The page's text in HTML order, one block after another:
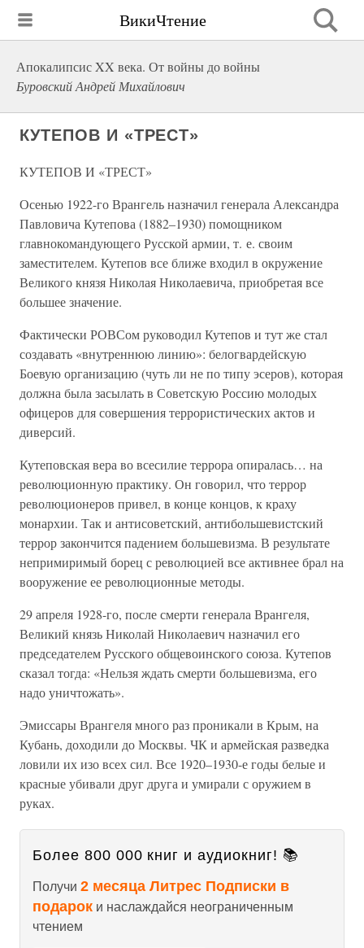
ВикиЧтение
Апокалипсис XX века. От войны до войны
Буровский Андрей Михайлович
КУТЕПОВ И «ТРЕСТ»
КУТЕПОВ И «ТРЕСТ»
Осенью 1922-го Врангель назначил генерала Александра
Павловича Кутепова (1882–1930) помощником
главнокомандующего Русской армии, т. е. своим
заместителем. Кутепов все ближе входил в окружение
Великого князя Николая Николаевича, приобретая все
большее значение.
Фактически РОВСом руководил Кутепов и тут же стал
создавать «внутреннюю линию»: белогвардейскую
Боевую организацию (чуть ли не по типу эсеров), которая
должна была засылать в Советскую Россию молодых
офицеров для совершения террористических актов и
диверсий.
Кутеповская вера во всесилие террора опиралась… на
революционную практику. Он говорил, что террор
революционеров привел, в конце концов, к краху
монархии. Так и антисоветский, антибольшевистский
террор закончится падением большевизма. В результате
непримиримый борец с революцией все активнее брал на
вооружение ее революционные методы.
29 апреля 1928-го, после смерти генерала Врангеля,
Великий князь Николай Николаевич назначил его
председателем Русского общевоинского союза. Кутепов
сказал тогда: «Нельзя ждать смерти большевизма, его
надо уничтожать».
Эмиссары Врангеля много раз проникали в Крым, на
Кубань, доходили до Москвы. ЧК и армейская разведка
ловили их изо всех сил. Все 1920–1930-е годы белые и
красные убивали друг друга и умирали с оружием в
руках.
Более 800 000 книг и аудиокниг! 📚
Получи 2 месяца Литрес Подписки в
подарок и наслаждайся неограниченным
чтением